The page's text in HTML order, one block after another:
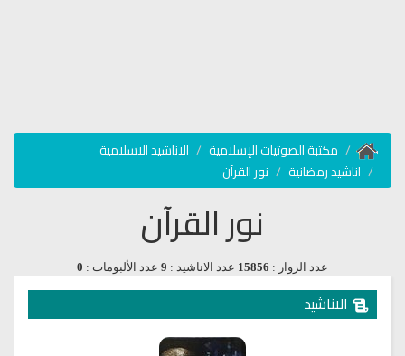
مكتبة الصوتيات الإسلامية
الاناشيد الاسلامية
اناشيد رمضانية
نور القرآن
نور القرآن
عدد الزوار : 15856 عدد الاناشيد : 9 عدد الألبومات : 0
الاناشيد